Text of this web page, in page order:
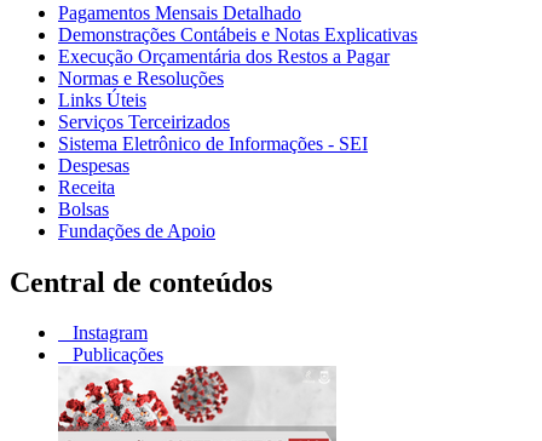
Pagamentos Mensais Detalhado
Demonstrações Contábeis e Notas Explicativas
Execução Orçamentária dos Restos a Pagar
Normas e Resoluções
Links Úteis
Serviços Terceirizados
Sistema Eletrônico de Informações - SEI
Despesas
Receita
Bolsas
Fundações de Apoio
Central de conteúdos
Instagram
Publicações